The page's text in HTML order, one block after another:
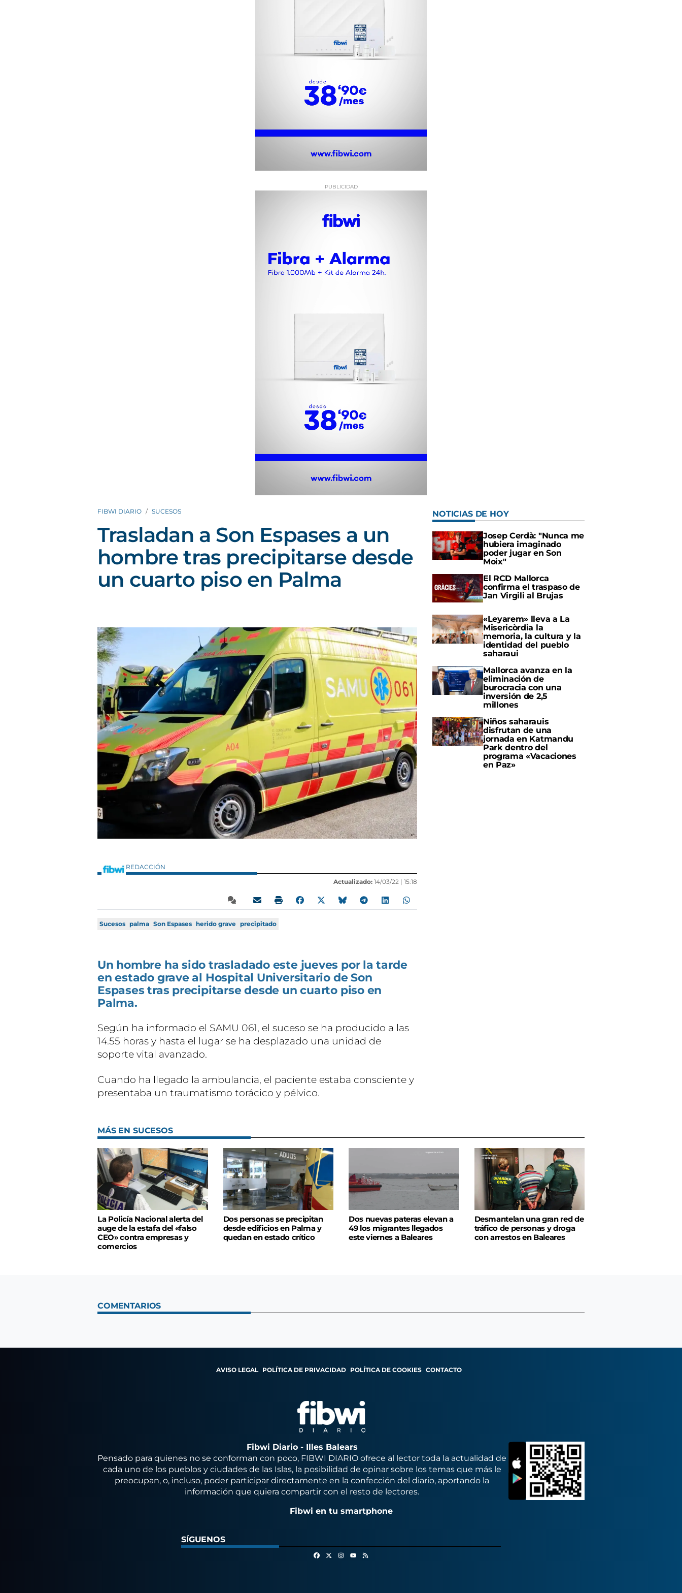
FIBWI DIARIO SUCESOS
Trasladan a Son Espases a un
hombre tras precipitarse desde
un cuarto piso en Palma
REDACCIÓN
Actualizado: 14/03/22 | 15:18
Sucesos palma Son Espases herido grave precipitado
Un hombre ha sido trasladado este jueves por la tarde
en estado grave al Hospital Universitario de Son
Espases tras precipitarse desde un cuarto piso en
Palma.
Según ha informado el SAMU 061, el suceso se ha producido a las
14.55 horas y hasta el lugar se ha desplazado una unidad de
soporte vital avanzado.
Cuando ha llegado la ambulancia, el paciente estaba consciente y
presentaba un traumatismo torácico y pélvico.
NOTICIAS DE HOY
Josep Cerdà: "Nunca me
hubiera imaginado
poder jugar en Son
Moix"
El RCD Mallorca
confirma el traspaso de
Jan Virgili al Brujas
«Leyarem» lleva a La
Misericòrdia la
memoria, la cultura y la
identidad del pueblo
saharaui
Mallorca avanza en la
eliminación de
burocracia con una
inversión de 2,5
millones
Niños saharauis
disfrutan de una
jornada en Katmandu
Park dentro del
programa «Vacaciones
en Paz»
MÁS EN SUCESOS
La Policía Nacional alerta del
auge de la estafa del «falso
CEO» contra empresas y
comercios
Dos personas se precipitan
desde edificios en Palma y
quedan en estado crítico
Dos nuevas pateras elevan a
49 los migrantes llegados
este viernes a Baleares
Desmantelan una gran red de
tráfico de personas y droga
con arrestos en Baleares
COMENTARIOS
AVISO LEGAL POLÍTICA DE PRIVACIDAD POLÍTICA DE COOKIES CONTACTO
Fibwi Diario - Illes Balears
Pensado para quienes no se conforman con poco, FIBWI DIARIO ofrece al lector toda la actualidad de
cada uno de los pueblos y ciudades de las Islas, la posibilidad de opinar sobre los temas que más le
preocupan, o, incluso, poder participar directamente en la confección del diario, aportando la
información que quiera compartir con el resto de lectores.
Fibwi en tu smartphone
SÍGUENOS
FacebookInstagram